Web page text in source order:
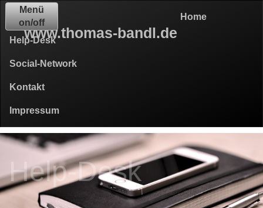
www.thomas-bandl.de
Home
Help-Desk
Social-Network
Kontakt
Impressum
Menü
on/off
Help-Desk